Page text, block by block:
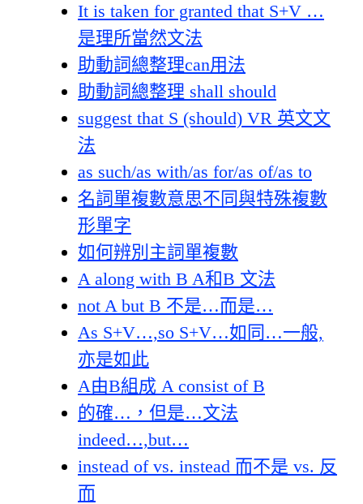
It is taken for granted that S+V …
是理所當然文法
助動詞總整理can用法
助動詞總整理 shall should
suggest that S (should) VR 英文文
法
as such/as with/as for/as of/as to
名詞單複數意思不同與特殊複數
形單字
如何辨別主詞單複數
A along with B A和B 文法
not A but B 不是…而是…
As S+V…,so S+V…如同…一般,
亦是如此
A由B組成 A consist of B
的確…，但是…文法
indeed…,but…
instead of vs. instead 而不是 vs. 反
而